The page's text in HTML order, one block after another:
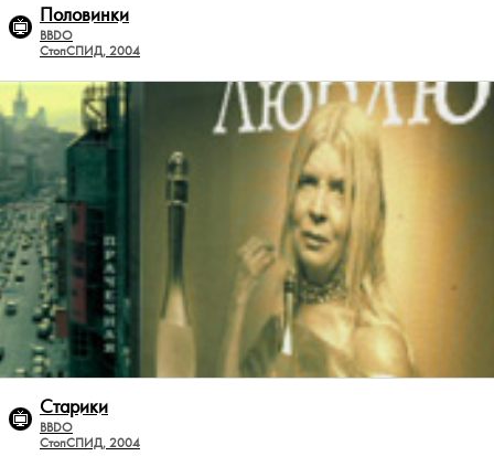
Половинки
BBDO
СтопСПИД, 2004
Старики
BBDO
СтопСПИД, 2004